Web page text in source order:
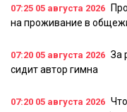
07:25 05 августа 2026
на проживание в
07:20 05 августа 2026 За
сидит автор гимна
07:20 05 августа 2026